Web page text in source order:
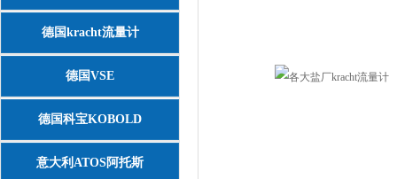
德国kracht流量计
德国VSE
德国科宝KOBOLD
意大利ATOS阿托斯